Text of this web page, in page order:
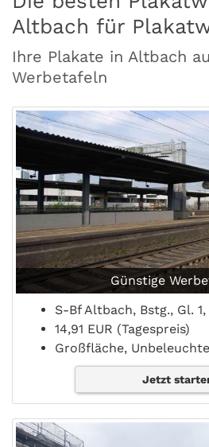
Altbach für
Ihre Plakate in Altbach
Werbetafeln
Günstige
S-Bf Altbach, Bstg., Gl.
14,91 EUR (Tagespreis)
Großfläche,
Jetzt